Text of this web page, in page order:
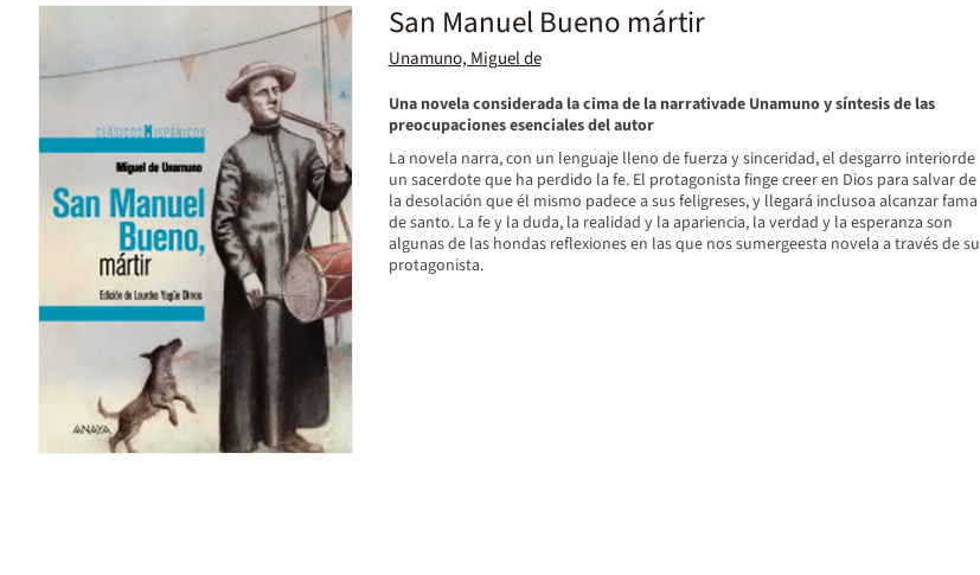
San Manuel Bueno mártir
Unamuno, Miguel de
Una novela considerada la cima de la narrativade Unamuno y síntesis de las
preocupaciones esenciales del autor
La novela narra, con un lenguaje lleno de fuerza y sinceridad, el desgarro interiorde
un sacerdote que ha perdido la fe. El protagonista finge creer en Dios para salvar de
la desolación que él mismo padece a sus feligreses, y llegará inclusoa alcanzar fama
de santo. La fe y la duda, la realidad y la apariencia, la verdad y la esperanza son
algunas de las hondas reflexiones en las que nos sumergeesta novela a través de su
protagonista.